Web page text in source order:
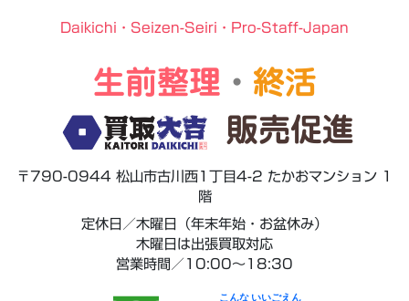
Daikichi・Seizen-Seiri・Pro-Staff-Japan
生前整理 ・ 終活
販売促進
〒790-0944 松山市古川西1丁目4-2 たかおマンション 1
階
定休日／木曜日（年末年始・お盆休み）
木曜日は出張買取対応
営業時間／10:00～18:30